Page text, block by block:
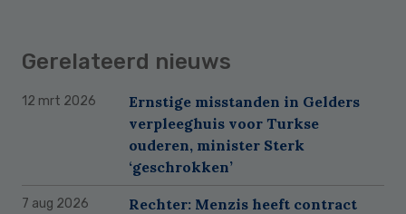
Gerelateerd nieuws
12 mrt 2026
Ernstige misstanden in Gelders
verpleeghuis voor Turkse
ouderen, minister Sterk
‘geschrokken’
7 aug 2026
Rechter: Menzis heeft contract